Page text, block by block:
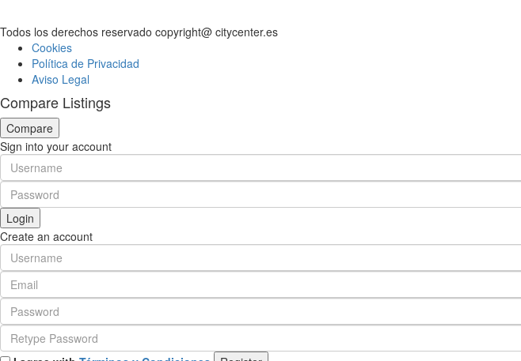
Todos los derechos reservado copyright@ citycenter.es
Cookies
Política de Privacidad
Aviso Legal
Compare Listings
Compare
Sign into your account
Login
Create an account